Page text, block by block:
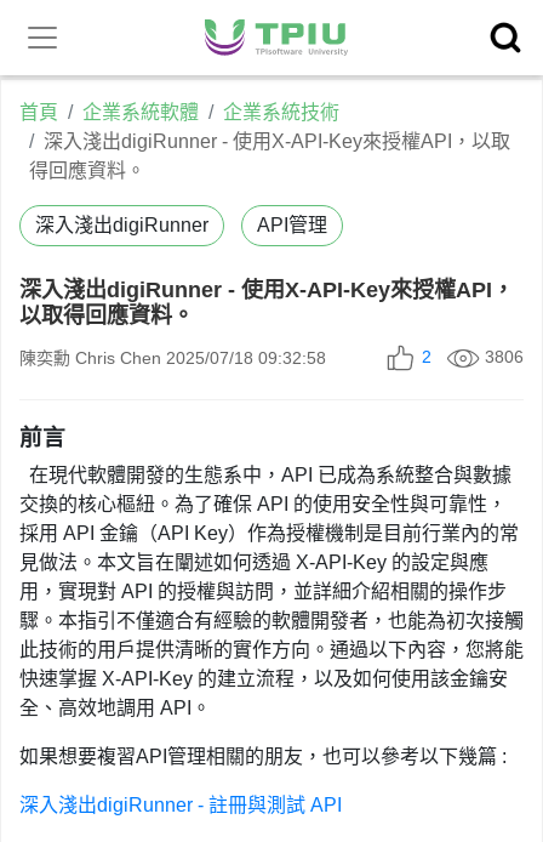
網
產品中心
首頁 企業系統軟體
企業系統技術
深入淺出digiRunner - 使用X-API-Key來授權API，以取
得回應資料。
深入淺出digiRunner API管理
深入淺出digiRunner - 使用X-API-Key來授權API，
以取得回應資料。
陳奕勳 Chris Chen 2025/07/18 09:32:58 2 3806
前言
在現代軟體開發的生態系中，API 已成為系統整合與數據
交換的核心樞紐。為了確保 API 的使用安全性與可靠性，
採用 API 金鑰（API Key）作為授權機制是目前行業內的常
見做法。本文旨在闡述如何透過 X-API-Key 的設定與應
用，實現對 API 的授權與訪問，並詳細介紹相關的操作步
驟。本指引不僅適合有經驗的軟體開發者，也能為初次接觸
此技術的用戶提供清晰的實作方向。通過以下內容，您將能
快速掌握 X-API-Key 的建立流程，以及如何使用該金鑰安
全、高效地調用 API。
如果想要複習API管理相關的朋友，也可以參考以下幾篇 :
深入淺出digiRunner - 註冊與測試 API